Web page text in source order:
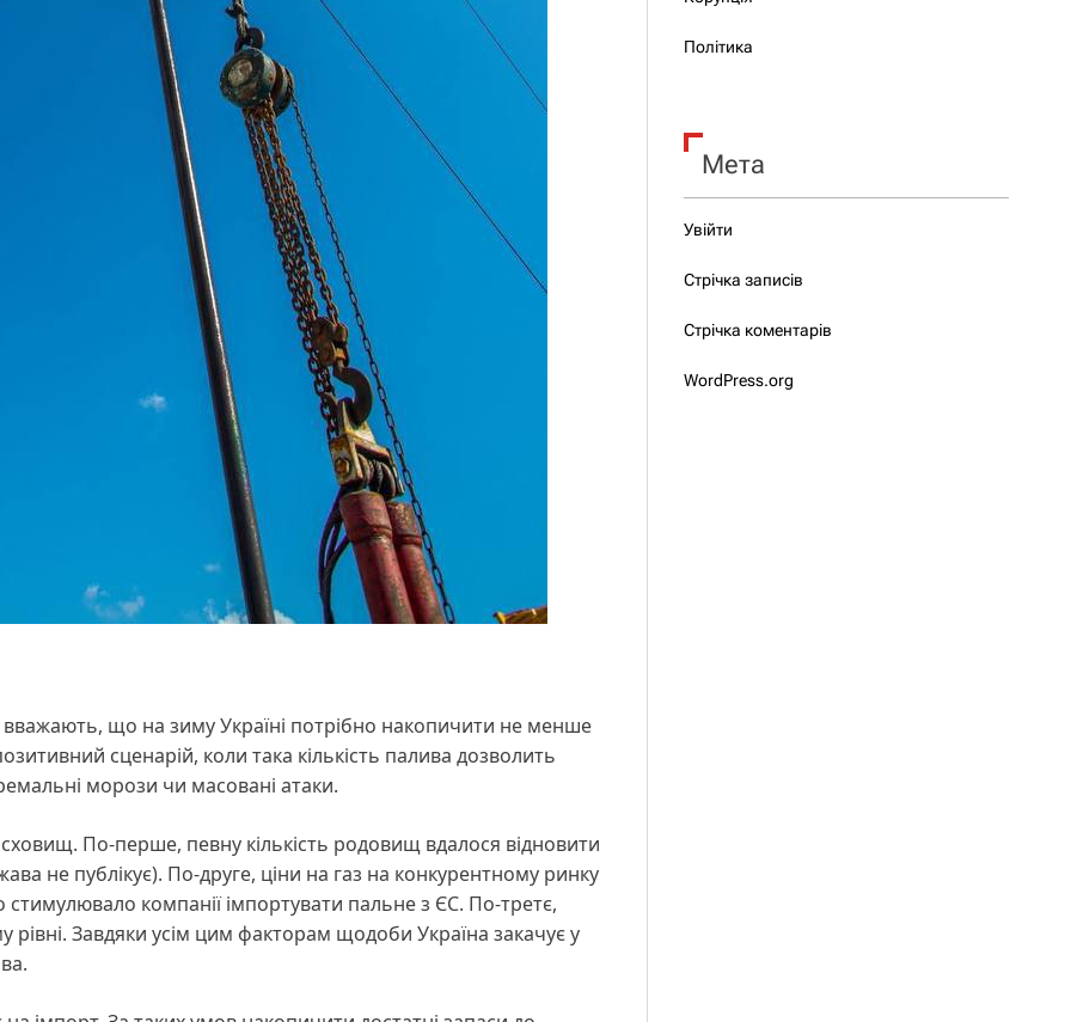
вважають, що на зиму Україні потрібно накопичити не менше
сценарій, коли така кількість палива дозволить
морози чи масовані атаки.
По-перше, певну кількість родовищ вдалося відновити
не публікує). По-друге, ціни на газ на конкурентному ринку
компанії імпортувати пальне з ЄС. По-третє,
рівні. Завдяки усім цим факторам щодоби Україна закачує у
Політика
Мета
Увійти
Стрічка записів
Стрічка коментарів
WordPress.org